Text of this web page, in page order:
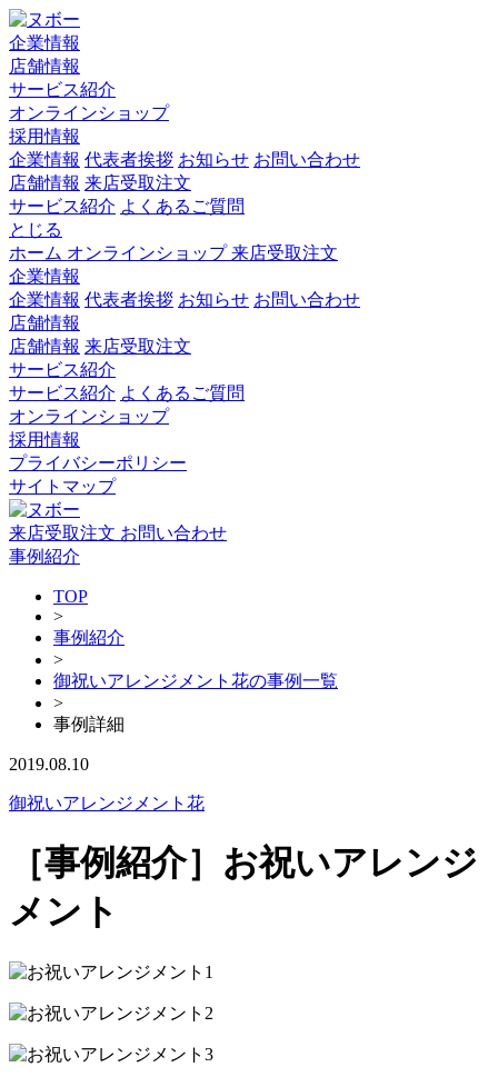
企業情報
店舗情報
サービス紹介
オンラインショップ
採用情報
企業情報 代表者挨拶 お知らせ お問い合わせ
店舗情報 来店受取注文
サービス紹介 よくあるご質問
とじる
ホーム オンラインショップ来店受取注文
企業情報
企業情報 代表者挨拶 お知らせ お問い合わせ
店舗情報
店舗情報 来店受取注文
サービス紹介
サービス紹介 よくあるご質問
オンラインショップ
採用情報
プライバシーポリシー
サイトマップ
来店受取注文 お問い合わせ
事例紹介
TOP
>
事例紹介
>
御祝いアレンジメント花の事例一覧
>
事例詳細
2019.08.10
御祝いアレンジメント花
［事例紹介］お祝いアレンジ
メント